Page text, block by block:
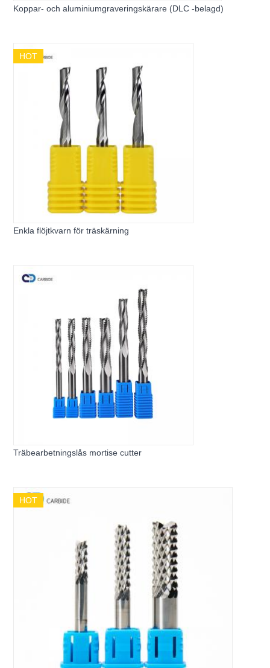
Koppar- och aluminiumgraveringskärare (DLC -belagd)
HOT
Enkla flöjtkvarn för träskärning
Träbearbetningslås mortise cutter
HOT